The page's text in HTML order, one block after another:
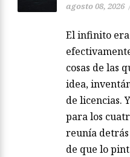
agosto 08, 2026
El infinito
cosas de las
idea,
de licencias.
para los
reunía detrás
de que lo